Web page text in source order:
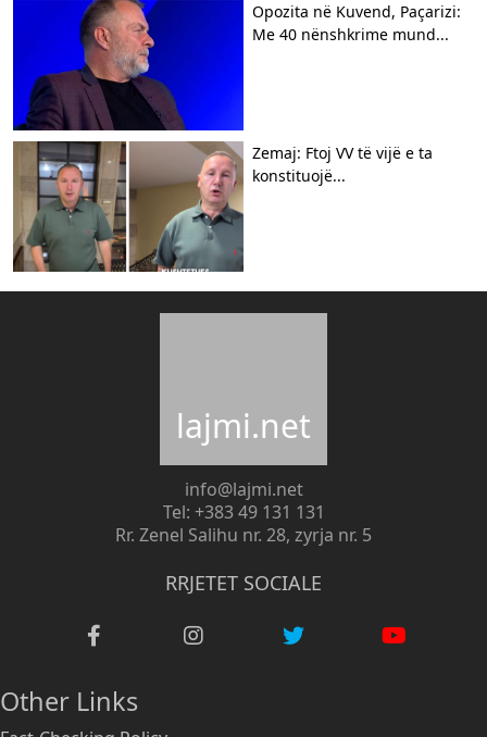
Opozita në Kuvend, Paçarizi:
Me 40 nënshkrime mund...
Zemaj: Ftoj VV të vijë e ta
konstituojë...
lajmi.net
info@lajmi.net
Tel: +383 49 131 131
Rr. Zenel Salihu nr. 28, zyrja nr. 5
RRJETET SOCIALE
Other Links